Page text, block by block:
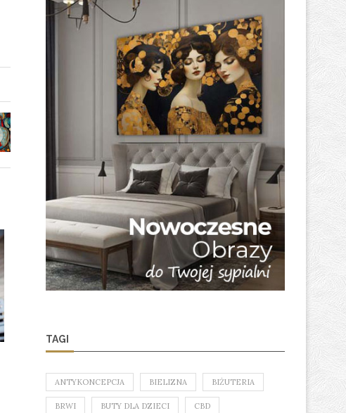
NICH WIEDZIEĆ?
HYGGE CLINIC
MIEJSCE, W KTÓRYM
WYKONASZ...
TAGI
ANTYKONCEPCJA BIELIZNA BIŻUTERIA
BRWI BUTY DLA DZIECI CBD